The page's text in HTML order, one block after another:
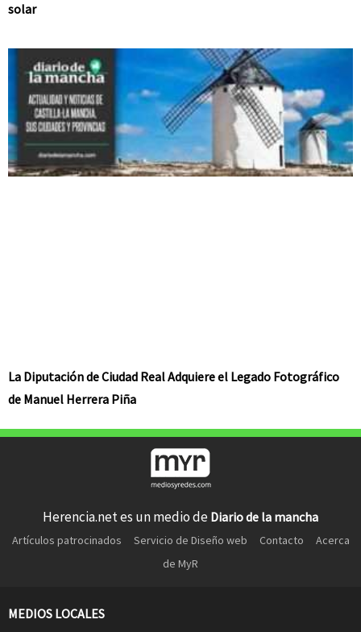
solar
La Diputación de Ciudad Real Adquiere el Legado Fotográfico
de Manuel Herrera Piña
Herencia.net es un medio de Diario de la mancha
Artículos patrocinados Servicio de Diseño web Contacto
Acerca
de MyR
MEDIOS LOCALES